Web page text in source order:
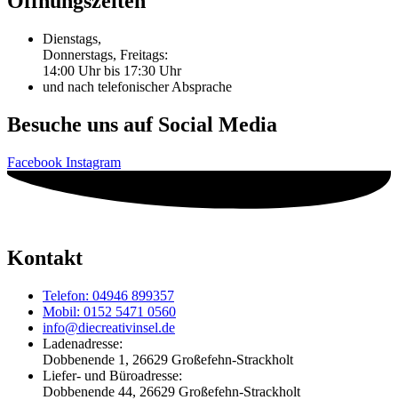
Dienstags,
Donnerstags, Freitags:
14:00 Uhr bis 17:30 Uhr
und nach telefonischer Absprache
Besuche uns auf Social Media
Facebook Instagram
Kontakt
Telefon: 04946 899357
Mobil: 0152 5471 0560
info@diecreativinsel.de
Ladenadresse:
Dobbenende 1, 26629 Großefehn-Strackholt
Liefer- und Büroadresse:
Dobbenende 44, 26629 Großefehn-Strackholt